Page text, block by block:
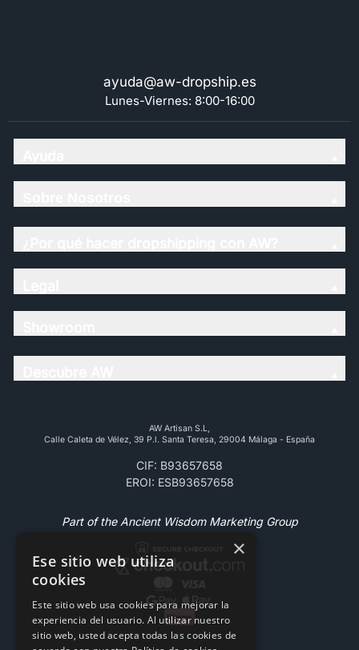
ayuda@aw-dropship.es
Lunes-Viernes: 8:00-16:00
AW Artisan S.L,
Calle Caleta de Vélez, 39 P.l. Santa Teresa, 29004 Málaga - España
CIF: B93657658
EROI: ESB93657658
Part of the Ancient Wisdom Marketing Group
×
Ese sitio web utiliza
cookies
Este sitio web usa cookies para mejorar la
experiencia del usuario. Al utilizar nuestro
sitio web, usted acepta todas las cookies de